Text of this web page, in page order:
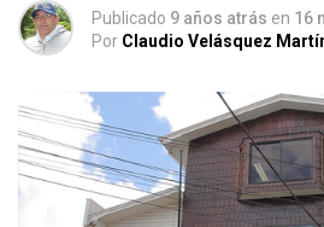
Publicado 9 años atrás en 16
Por Claudio Velásquez